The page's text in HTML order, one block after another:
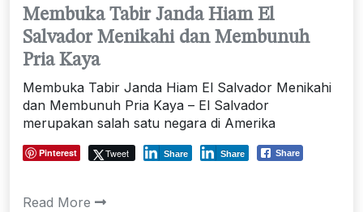
Membuka Tabir Janda Hiam El
Salvador Menikahi dan Membunuh
Pria Kaya
Membuka Tabir Janda Hiam El Salvador Menikahi
dan Membunuh Pria Kaya – El Salvador
merupakan salah satu negara di Amerika
Pinterest Tweet Share Share Share
Read More